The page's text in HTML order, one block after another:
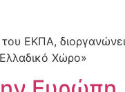
ΕΚΠΑ,
Ελλαδικό Χώρο»